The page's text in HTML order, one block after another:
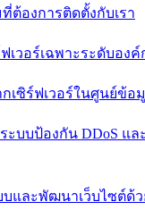
ที่ต้องการติดตั้งกับเรา
ฟเวอร์เฉพาะระดับอง
กเซิร์ฟเวอร์ในศูนย์ข้อ
ะบบป้องกัน DDoS แล
และพัฒนาเว็บไซต์ด้